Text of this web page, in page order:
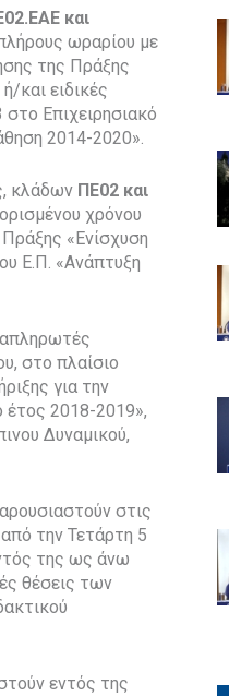
EAE και
ωραρίου με
της Πράξης
και ειδικές
Επιχειρησιακό
2014-2020».
κλάδων ΠΕ02 και
χρόνου
«Ενίσχυση
Ε.Π. «Ανάπτυξη
στο πλαίσιο
για την
έτος 2018-2019»,
Δυναμικού,
στις
την Τετάρτη 5
της ως άνω
θέσεις των
εντός της